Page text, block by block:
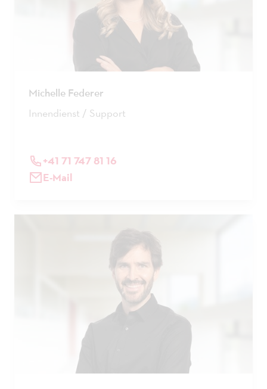
Michelle Federer
Innendienst / Support
+41 71 747 81 16
E-Mail